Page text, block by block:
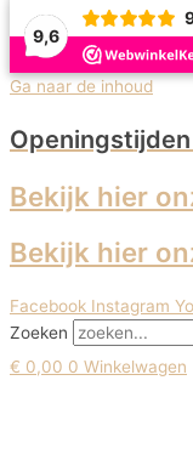
9,6
Ga naar de inhoud
Bekijk hier
Bekijk hier
Facebook Instagram
Zoeken
€ 0,00 0 Winkelwagen
Uitverkoop!
Uitverkoop!
Uitverkoop!
Uitverkoop!
Uitverkoop!